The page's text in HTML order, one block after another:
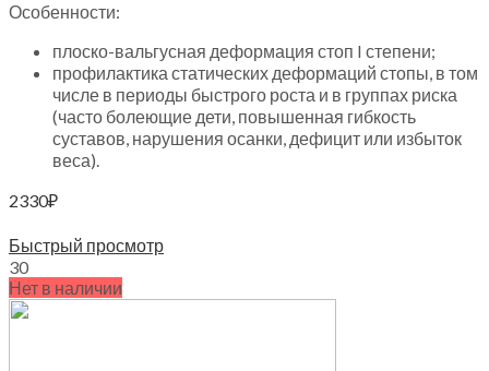
Особенности:
плоско-вальгусная деформация стоп I степени;
профилактика статических деформаций стопы, в том
числе в периоды быстрого роста и в группах риска
(часто болеющие дети, повышенная гибкость
суставов, нарушения осанки, дефицит или избыток
веса).
2330₽
Быстрый просмотр
30
Нет в наличии